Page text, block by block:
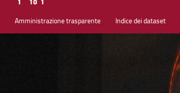
Amministrazione trasparente Indice dei dataset
News